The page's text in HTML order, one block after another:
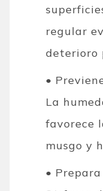
regular
deterioro
•
La
favorece
musgo y
•